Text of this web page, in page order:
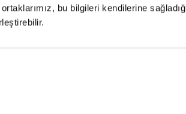
bu bilgileri kendilerine
(SSS)